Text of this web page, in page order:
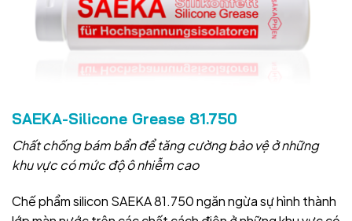
SAEKA-Silicone Grease 81.750
Chất chống bám bẩn để tăng cường bảo vệ ở những
khu vực có mức độ ô nhiễm cao
Chế phẩm silicon SAEKA 81.750 ngăn ngừa sự hình thành